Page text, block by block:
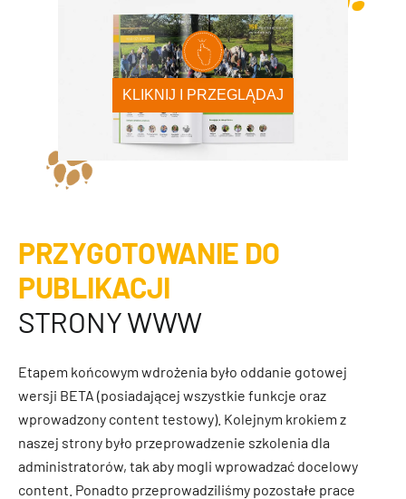
KLIKNIJ I PRZEGLĄDAJ
PRZYGOTOWANIE DO
PUBLIKACJI
STRONY WWW
Etapem końcowym wdrożenia było oddanie gotowej
wersji BETA (posiadającej wszystkie funkcje oraz
wprowadzony content testowy). Kolejnym krokiem z
naszej strony było przeprowadzenie szkolenia dla
administratorów, tak aby mogli wprowadzać docelowy
content. Ponadto przeprowadziliśmy pozostałe prace